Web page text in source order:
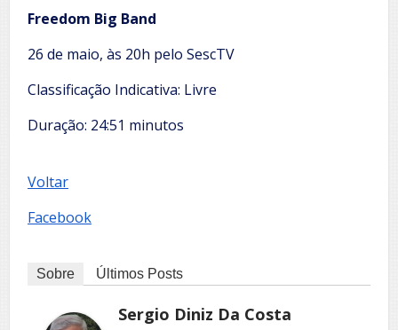
Freedom Big Band
26 de maio, às 20h pelo SescTV
Classificação Indicativa: Livre
Duração: 24:51 minutos
Voltar
Facebook
Sobre Últimos Posts
Sergio Diniz Da Costa